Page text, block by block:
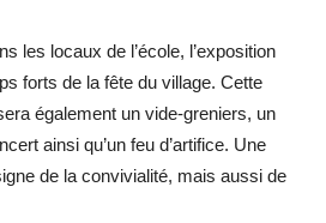
les locaux de l’école, l’exposition
forts de la fête du village. Cette
également un vide-greniers, un
ainsi qu’un feu d’artifice. Une
de la convivialité, mais aussi de